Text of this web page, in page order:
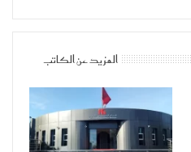
المزيد عن الكاتب